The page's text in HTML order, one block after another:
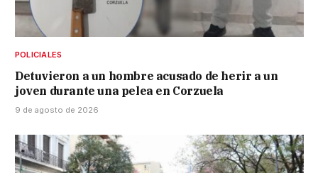
POLICIALES
Detuvieron a un hombre acusado de herir a un
joven durante una pelea en Corzuela
9 de agosto de 2026